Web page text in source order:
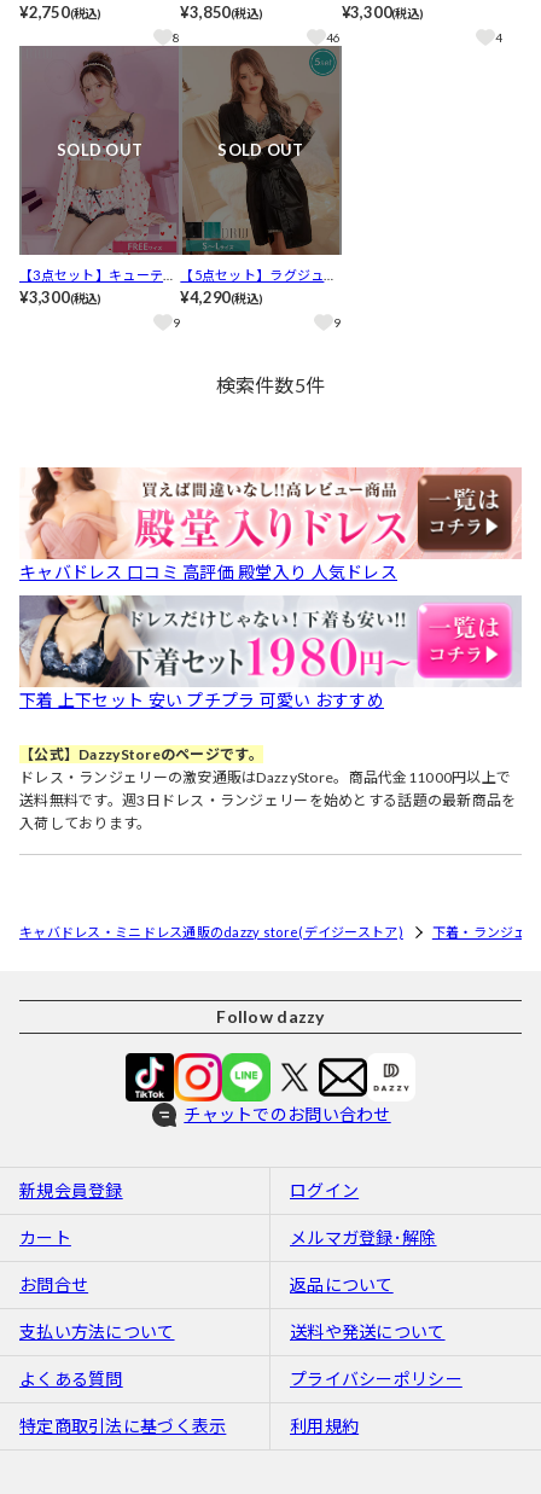
シアーレースルームウェ
¥2,750(税込)
8
ウンルームウェア
¥3,850(税込)
46
ンモダンレースルームウ
¥3,300(税込)
4
SOLD OUT
【3点セット】キューティ
ーサテンハートルームウ
¥3,300(税込)
9
SOLD OUT
【5点セット】ラグジュア
リーサテンレースルーム
¥4,290(税込)
9
検索件数5件
キャバドレス 口コミ 高評価 殿堂入り 人気ドレス
下着 上下セット 安い プチプラ 可愛い おすすめ
【公式】DazzyStoreのページです。
ドレス・ランジェリーの激安通販はDazzyStore。商品代金11000円以上で
送料無料です。週3日ドレス・ランジェリーを始めとする話題の最新商品を
入荷しております。
キャバドレス・ミニドレス通販のdazzy store(デイジーストア) 下着・ランジェ
Follow dazzy
チャットでのお問い合わせ
新規会員登録 ログイン
カート メルマガ登録･解除
お問合せ 返品について
支払い方法について 送料や発送について
よくある質問 プライバシーポリシー
特定商取引法に基づく表示 利用規約